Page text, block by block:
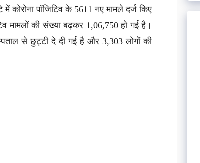
कोरोना पॉजिटिव के 5611 नए मामले दर्ज किए
मामलों की संख्या बढ़कर 1,06,750 हो गई है।
से छुट्टी दे दी गई है और 3,303 लोगों की